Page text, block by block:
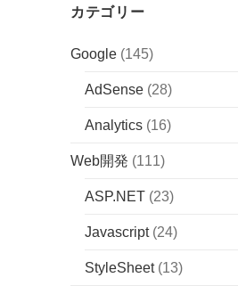
カテゴリー
Google (145)
AdSense (28)
Analytics (16)
Web開発 (111)
ASP.NET (23)
Javascript(24)
StyleSheet(13)